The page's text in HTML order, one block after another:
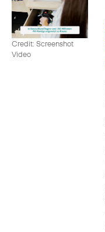
Credit: Screenshot
Video